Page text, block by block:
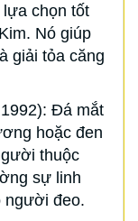
lựa chọn tốt
Nó giúp
giải tỏa căng
Đá mắt
hoặc đen
thuộc
sự linh
người đeo.